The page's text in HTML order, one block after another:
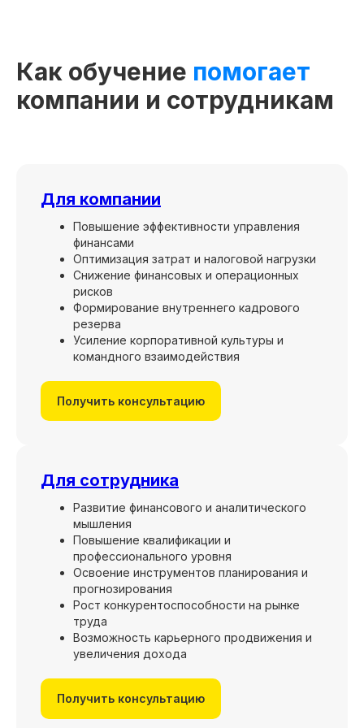
Как обучение помогает
компании и сотрудникам
Для компании
Повышение эффективности управления
финансами
Оптимизация затрат и налоговой нагрузки
Снижение финансовых и операционных
рисков
Формирование внутреннего кадрового
резерва
Усиление корпоративной культуры и
командного взаимодействия
Получить консультацию
Для сотрудника
Развитие финансового и аналитического
мышления
Повышение квалификации и
профессионального уровня
Освоение инструментов планирования и
прогнозирования
Рост конкурентоспособности на рынке
труда
Возможность карьерного продвижения и
увеличения дохода
Получить консультацию